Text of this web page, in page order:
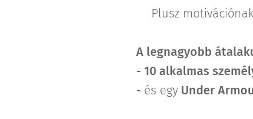
🏆Plusz
A legnagyobb
- 10 alkalmas
- és egyUnder